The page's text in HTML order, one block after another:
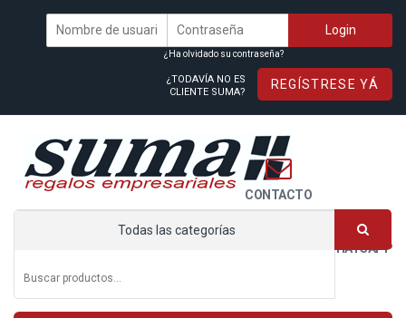
¿Ha olvidado su contraseña?
¿TODAVÍA NO ES
CLIENTE SUMA?
REGÍSTRESE YÁ
WHATSAPP
CONTACTO
Todas las categorías